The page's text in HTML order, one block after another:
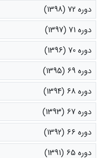
دوره 72 (1398)
دوره 71 (1397)
دوره 70 (1396)
دوره 69 (1395)
دوره 68 (1394)
دوره 67 (1393)
دوره 66 (1392)
دوره 65 (1391)